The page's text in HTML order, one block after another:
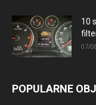
10
07/
POPULARNE